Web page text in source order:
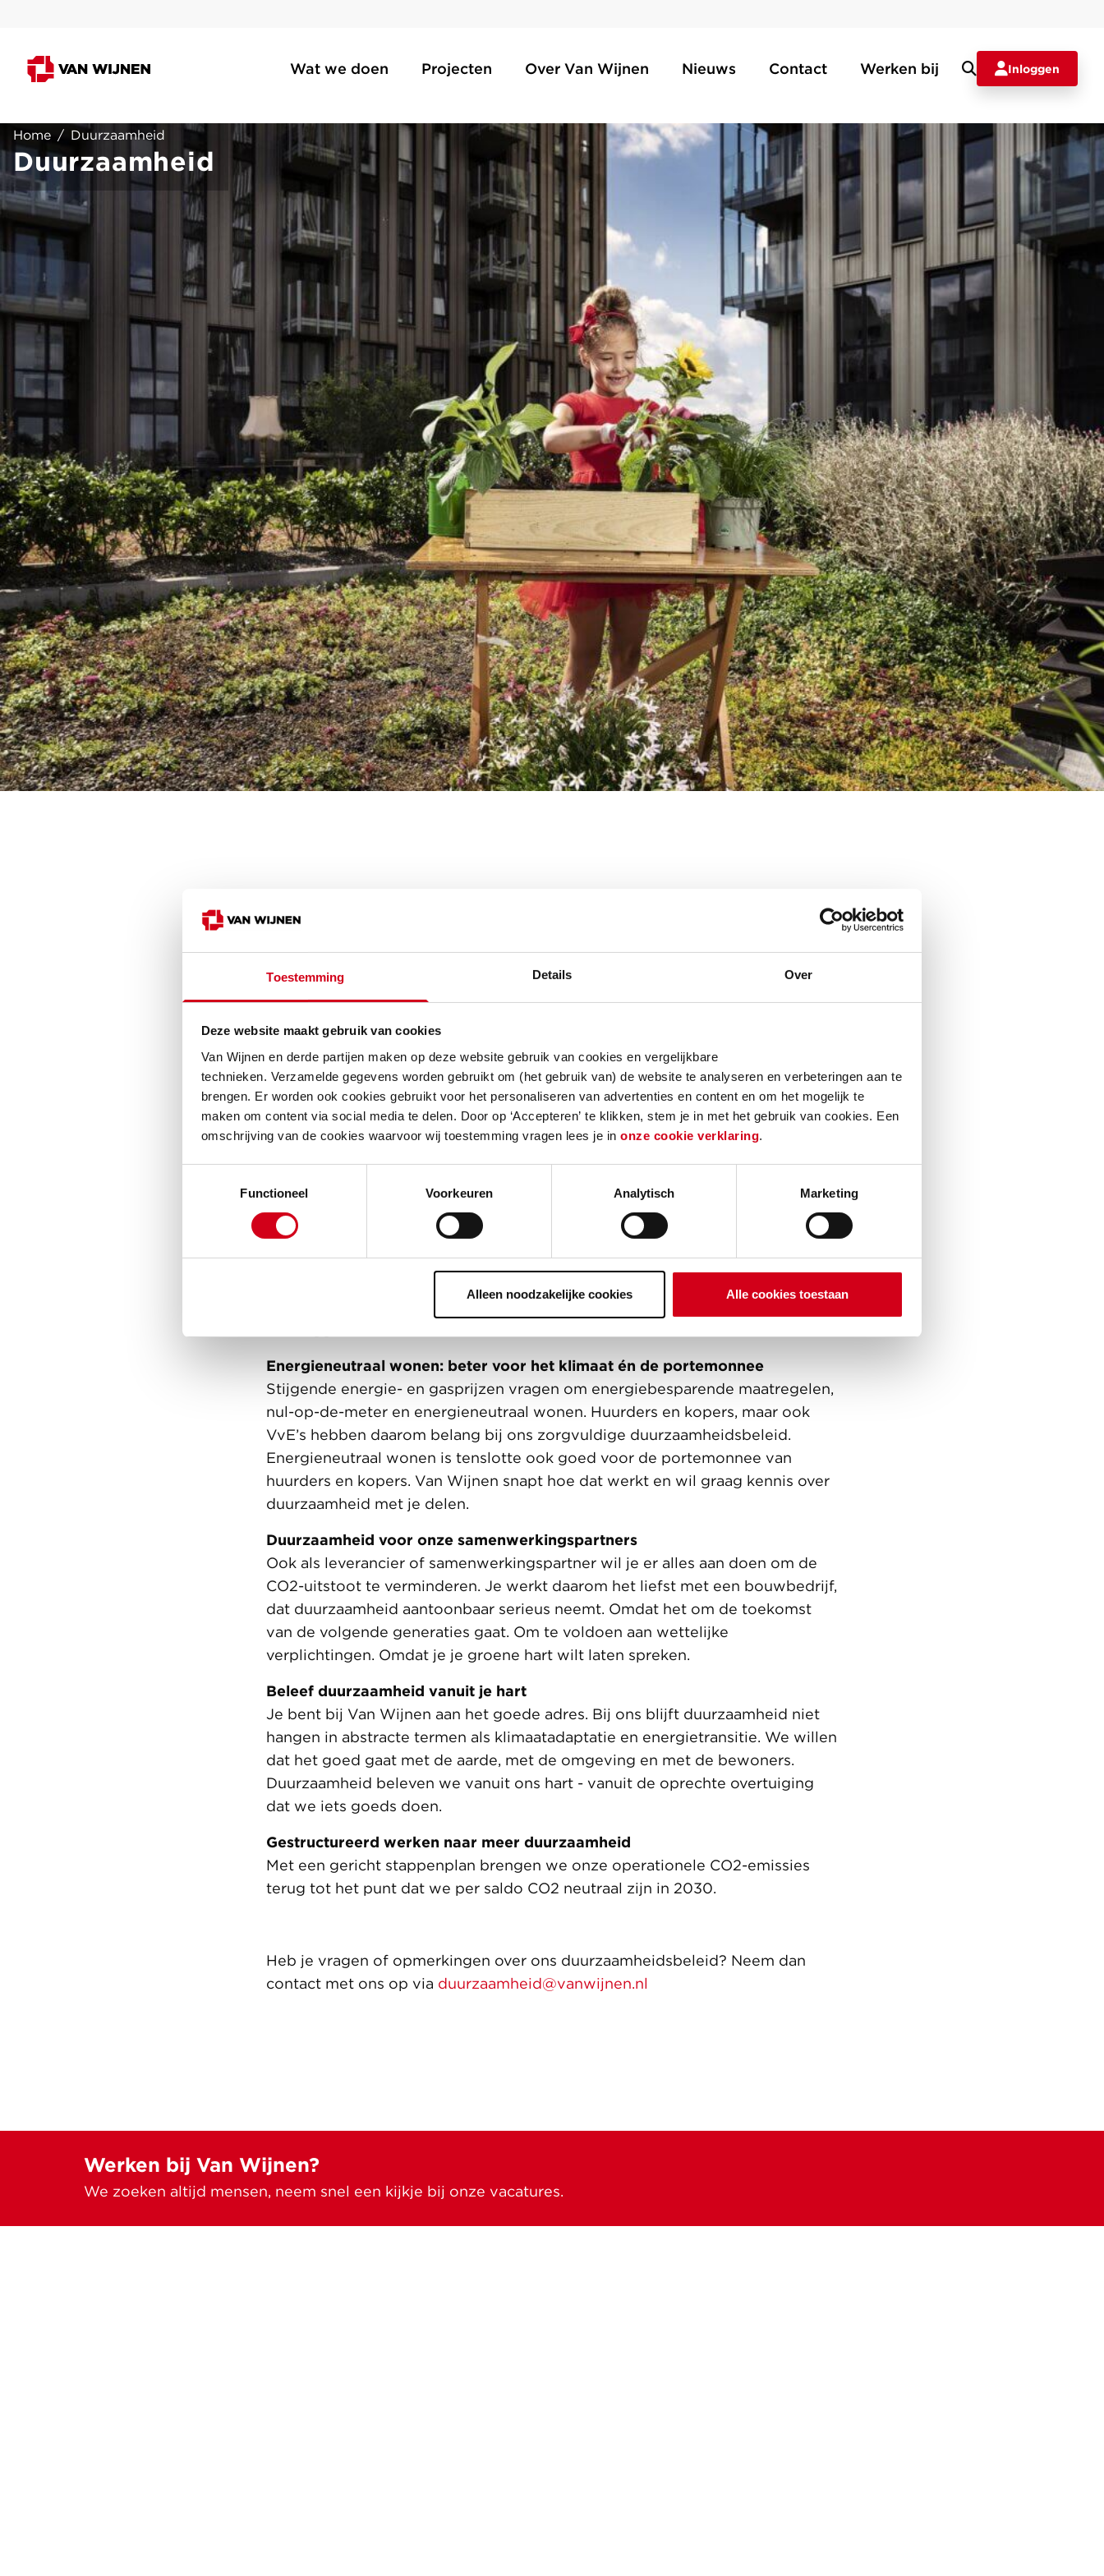
Toestemming Details Over
Deze website maakt gebruik van cookies
Van Wijnen en derde partijen maken op deze website gebruik van cookies en vergelijkbare
technieken. Verzamelde gegevens worden gebruikt om (het gebruik van) de website te analyseren en verbeteringen aan te
brengen. Er worden ook cookies gebruikt voor het personaliseren van advertenties en content en om het mogelijk te
maken om content via social media te delen. Door op ‘Accepteren’ te klikken, stem je in met het gebruik van cookies. Een
omschrijving van de cookies waarvoor wij toestemming vragen lees je in onze cookie verklaring.
Functioneel
Voorkeuren Analytisch Marketing
Alleen noodzakelijke cookies Alle cookies toestaan
Wat we doen Projecten Over Van Wijnen Nieuws Contact Werken bij Inloggen
Home / Duurzaamheid
Duurzaamheid
Voel jij ook de urgentie?
Het klimaat verandert. Grondstoffen worden schaarser. Je wilt dat het beter
gaat met de aarde, de omgeving en de bewoners. Hoe draag je daar actief
aan bij?
Klimaat en energie: dat gaat iedereen aan
Nederland wil Europees koploper zijn bij het tegengaan van de opwarming
van de aarde. Om uiterlijk in 2050 klimaatneutraal te zijn, scherpt ons kabinet
het doel voor 2030 in de Klimaatwet aan tot tenminste 55% CO2 reductie.
Daar hebben we allemaal mee te maken.
De urgentie van het Klimaatakkoord
Werk je bijvoorbeeld voor een gemeente of woningcorporatie, ben je
belegger of projectontwikkelaar? Dan ben je waarschijnlijk aan de slag
gegaan met de doelstellingen in het Klimaatakkoord. Bijvoorbeeld door de
warmtevraag van woningen te beperken. Woningen aan te sluiten op een
urgentie van het Klimaatakkoord. Net als wij. Daarom is het Klimaatakkoord
Energieneutraal wonen: beter voor het klimaat én de portemonnee
Stijgende energie- en gasprijzen vragen om energiebesparende maatregelen,
nul-op-de-meter en energieneutraal wonen. Huurders en kopers, maar ook
VvE’s hebben daarom belang bij ons zorgvuldige duurzaamheidsbeleid.
Energieneutraal wonen is tenslotte ook goed voor de portemonnee van
huurders en kopers. Van Wijnen snapt hoe dat werkt en wil graag kennis over
duurzaamheid met je delen.
Duurzaamheid voor onze samenwerkingspartners
Ook als leverancier of samenwerkingspartner wil je er alles aan doen om de
CO2-uitstoot te verminderen. Je werkt daarom het liefst met een bouwbedrijf,
dat duurzaamheid aantoonbaar serieus neemt. Omdat het om de toekomst
van de volgende generaties gaat. Om te voldoen aan wettelijke
verplichtingen. Omdat je je groene hart wilt laten spreken.
Beleef duurzaamheid vanuit je hart
Je bent bij Van Wijnen aan het goede adres. Bij ons blijft duurzaamheid niet
hangen in abstracte termen als klimaatadaptatie en energietransitie. We willen
dat het goed gaat met de aarde, met de omgeving en met de bewoners.
Duurzaamheid beleven we vanuit ons hart - vanuit de oprechte overtuiging
dat we iets goeds doen.
Gestructureerd werken naar meer duurzaamheid
Met een gericht stappenplan brengen we onze operationele CO2-emissies
terug tot het punt dat we per saldo CO2 neutraal zijn in 2030.
Heb je vragen of opmerkingen over ons duurzaamheidsbeleid? Neem dan
contact met ons op via duurzaamheid@vanwijnen.nl
Werken bij Van Wijnen?
We zoeken altijd mensen, neem snel een kijkje bij onze vacatures.